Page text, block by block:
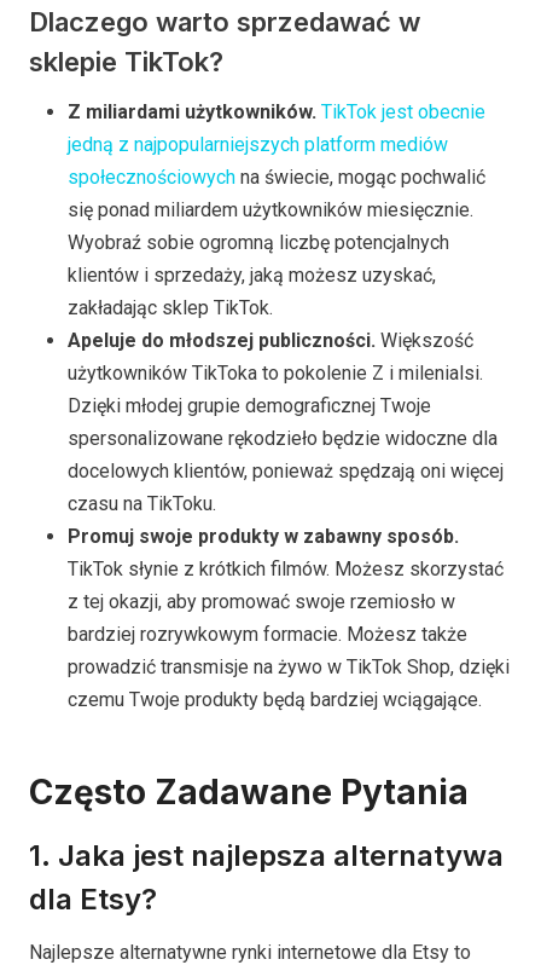
Dlaczego warto sprzedawać w
sklepie TikTok?
Z miliardami użytkowników. TikTok jest obecnie
jedną z najpopularniejszych platform mediów
społecznościowych na świecie, mogąc pochwalić
się ponad miliardem użytkowników miesięcznie.
Wyobraź sobie ogromną liczbę potencjalnych
klientów i sprzedaży, jaką możesz uzyskać,
zakładając sklep TikTok.
Apeluje do młodszej publiczności. Większość
użytkowników TikToka to pokolenie Z i milenialsi.
Dzięki młodej grupie demograficznej Twoje
spersonalizowane rękodzieło będzie widoczne dla
docelowych klientów, ponieważ spędzają oni więcej
czasu na TikToku.
Promuj swoje produkty w zabawny sposób.
TikTok słynie z krótkich filmów. Możesz skorzystać
z tej okazji, aby promować swoje rzemiosło w
bardziej rozrywkowym formacie. Możesz także
prowadzić transmisje na żywo w TikTok Shop, dzięki
czemu Twoje produkty będą bardziej wciągające.
Często Zadawane Pytania
1. Jaka jest najlepsza alternatywa
dla Etsy?
Najlepsze alternatywne rynki internetowe dla Etsy to